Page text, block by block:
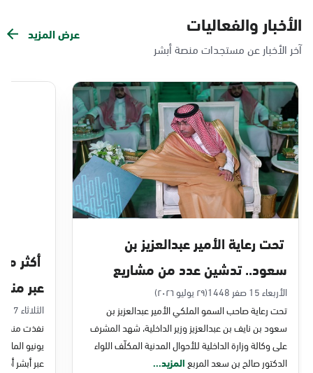
الدمام, الدمام - لولو مول
الأحد - الخميس (08:00-14:30)
الدمام, الدمام - بنده حي أحد
الأحد - الخميس (08:00-14:30)
التوجه للموقع
الدمام, الدمام - الغرفة التجارية
التوجه للموقع
الدمام, الدمام - بنده - حي الشاطئ
الأحد - الخميس (08:00-14:30)
التوجه للموقع
الأخبار والفعاليات
آخر الأخبار عن مستجدات منصة أبشر
عرض المزيد
تحت رعاية الأمير عبدالعزيز بن
سعود.. تدشين عدد من مشاريع
التحول الرقمي والخدمات الإلكترونية
للأحوال المدنية
الأربعاء 15 صفر 1448
(٢٩ يوليو ٢٠٢٦)
تحت رعاية صاحب السمو الملكي الأمير عبدالعزيز بن
سعود بن نايف بن عبدالعزيز وزير الداخلية، شهد المشرف
على وكالة وزارة الداخلية للأحوال المدنية المكلّف اللواء
الدكتور صالح بن سعد المربعالمزيد...
عبر
الثلاثاء 7 صفر 1448
نفذت منصة
عبر أبشر